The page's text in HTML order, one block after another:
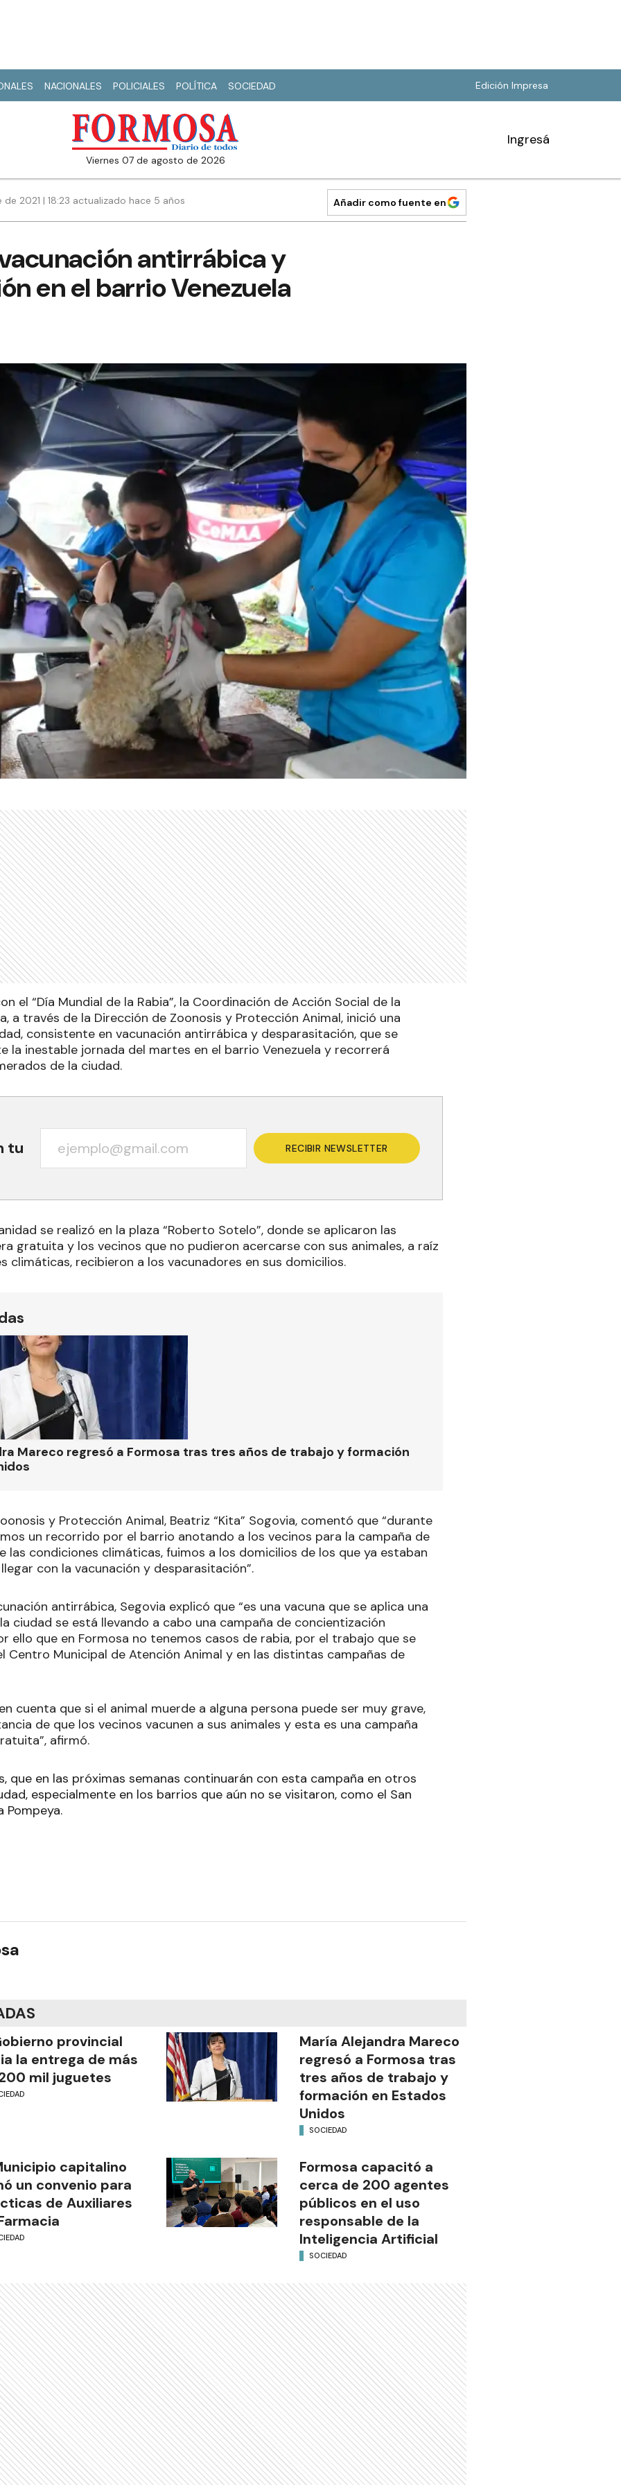
NACIONALES POLICIALES POLÍTICA SOCIEDAD Edición Impresa
viernes 07 de agosto de 2026
Ingresá
2021 | 18:23 actualizado hace 5 años Añadir como fuente en
antirrábica y
en el barrio Venezuela
el “Día Mundial de la Rabia”, la Coordinación de Acción Social de la
a través de la Dirección de Zoonosis y Protección Animal, inició una
consistente en vacunación antirrábica y desparasitación, que se
la inestable jornada del martes en el barrio Venezuela y recorrerá
de la ciudad.
tu RECIBIR NEWSLETTER
se realizó en la plaza “Roberto Sotelo”, donde se aplicaron las
gratuita y los vecinos que no pudieron acercarse con sus animales, a raíz
climáticas, recibieron a los vacunadores en sus domicilios.
Mareco regresó a Formosa tras tres años de trabajo y formación
y Protección Animal, Beatriz “Kita” Sogovia, comentó que “durante
un recorrido por el barrio anotando a los vecinos para la campaña de
las condiciones climáticas, fuimos a los domicilios de los que ya estaban
con la vacunación y desparasitación”.
antirrábica, Segovia explicó que “es una vacuna que se aplica una
ciudad se está llevando a cabo una campaña de concientización
ello que en Formosa no tenemos casos de rabia, por el trabajo que se
Centro Municipal de Atención Animal y en las distintas campañas de
cuenta que si el animal muerde a alguna persona puede ser muy grave,
de que los vecinos vacunen a sus animales y esta es una campaña
afirmó.
que en las próximas semanas continuarán con esta campaña en otros
especialmente en los barrios que aún no se visitaron, como el San
Pompeya.
provincial
la entrega de más
mil juguetes
María Alejandra Mareco
regresó a Formosa tras
tres años de trabajo y
formación en Estados
Unidos
SOCIEDAD
capitalino
un convenio para
de Auxiliares
Formosa capacitó a
cerca de 200 agentes
públicos en el uso
responsable de la
Inteligencia Artificial
SOCIEDAD